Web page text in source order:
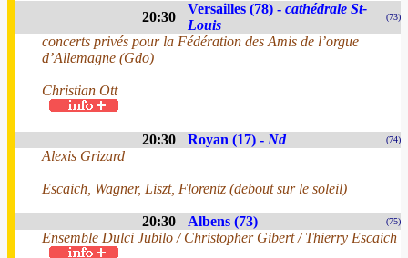
20:30
Versailles (78) - cathédrale St-
Louis
(73)
concerts privés pour la Fédération des Amis de l’orgue
d’Allemagne (Gdo)
Christian Ott
20:30 Royan (17) - Nd (74)
Alexis Grizard
Escaich, Wagner, Liszt, Florentz (debout sur le soleil)
20:30 Albens (73) (75)
Ensemble Dulci Jubilo / Christopher Gibert / Thierry Escaich